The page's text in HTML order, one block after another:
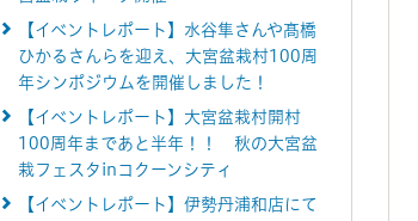
【イベントレポート】水谷隼さんや髙橋
ひかるさんらを迎え、大宮盆栽村100周
年シンポジウムを開催しました！
【イベントレポート】大宮盆栽村開村
100周年まであと半年！！ 秋の大宮盆
栽フェスタinコクーンシティ
【イベントレポート】伊勢丹浦和店にて